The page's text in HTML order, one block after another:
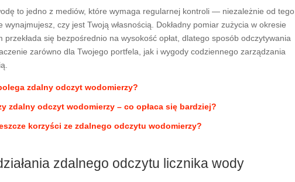
to jedno z mediów, które wymaga regularnej kontroli — niezależnie od tego,
wynajmujesz, czy jest Twoją własnością. Dokładny pomiar zużycia w okresie
przekłada się bezpośrednio na wysokość opłat, dlatego sposób odczytywania
zarówno dla Twojego portfela, jak i wygody codziennego zarządzania
zdalny odczyt wodomierzy?
zdalny odczyt wodomierzy – co opłaca się bardziej?
korzyści ze zdalnego odczytu wodomierzy?
zdalnego odczytu licznika wody